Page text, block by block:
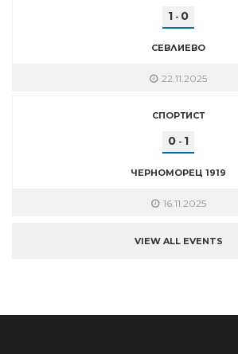
1 - 0
СЕВЛИЕВО
22.11.2025
СПОРТИСТ
0 - 1
ЧЕРНОМОРЕЦ 1919
16.11.2025
VIEW ALL EVENTS